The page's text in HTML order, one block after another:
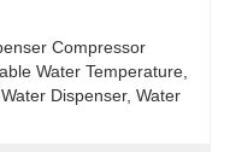
Compressor
Water Temperature,
Dispenser, Water